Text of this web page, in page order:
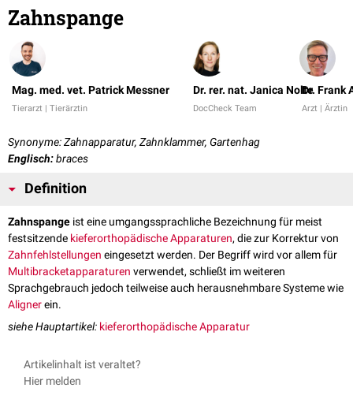
Zahnspange
Mag. med. vet. Patrick Messner
Tierarzt | Tierärztin
Dr. rer. nat. Janica Nolte
DocCheck Team
Dr. Frank
Arzt | Ärztin
Synonyme: Zahnapparatur, Zahnklammer, Gartenhag
Englisch:braces
Definition
Zahnspange ist eine umgangssprachliche Bezeichnung für meist
festsitzende kieferorthopädische Apparaturen, die zur Korrektur von
Zahnfehlstellungen eingesetzt werden. Der Begriff wird vor allem für
Multibracketapparaturen verwendet, schließt im weiteren
Sprachgebrauch jedoch teilweise auch herausnehmbare Systeme wie
Alignerein.
siehe Hauptartikel: kieferorthopädische Apparatur
Artikelinhalt ist veraltet?
Hier melden